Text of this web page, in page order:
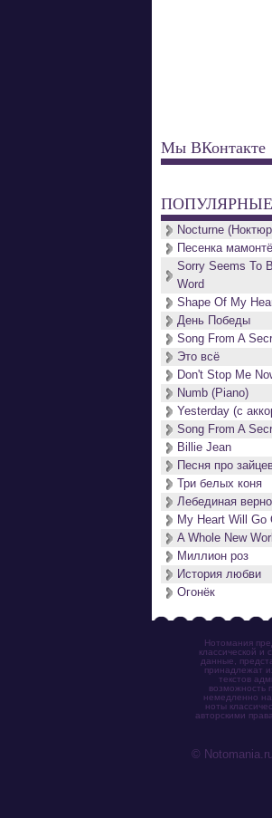
Мы ВКонтакте
Nocturne
Песенка
Sorry Seems To
Word
Shape Of My
День Победы
Song From A
Это всё
Don't Stop Me
Numb (Piano)
Yesterday (с
Song From A
Billie Jean
Песня про
Три белых коня
Лебединая
My Heart Will Go
A Whole New
Миллион роз
История любви
Огонёк
Нотомания
классической
данные,
принадлежат
текстов
возможность
немедленно
ноты
авторскими
©